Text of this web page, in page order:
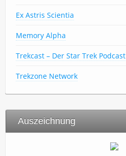
Ex Astris Scientia
Memory Alpha
Trekcast – Der Star Trek Podcast
Trekzone Network
Auszeichnung